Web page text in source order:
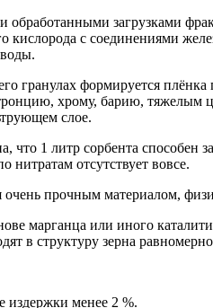
обработанными
кислорода с соединениями
гранулах формируется
хрому, барию,
слое.
1 литр сорбента способен
нитратам отсутствует вовсе.
прочным материалом,
марганца или иного
в структуру зерна
издержки менее 2 %.